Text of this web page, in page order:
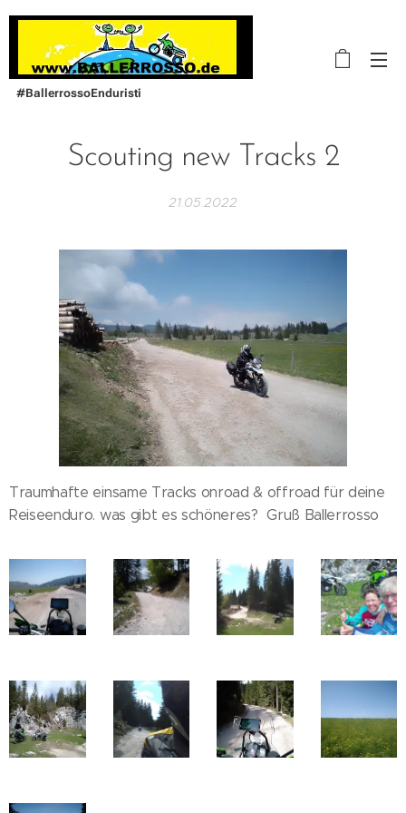
#BallerrossoEnduristi
Scouting new Tracks 2
21.05.2022
Traumhafte einsame Tracks onroad & offroad für deine
Reiseenduro. was gibt es schöneres? Gruß Ballerrosso